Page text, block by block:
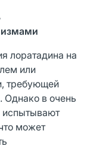
лоратадина на
или
требующей
Однако в очень
испытывают
может